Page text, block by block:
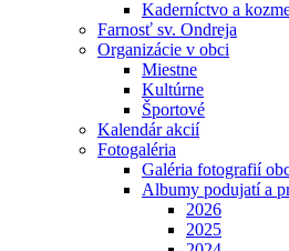
Kaderníctvo a
Farnosť sv. Ondreja
Organizácie v obci
Miestne
Kultúrne
Športové
Kalendár akcií
Fotogaléria
Galéria fotografií
Albumy podujatí a
2026
2025